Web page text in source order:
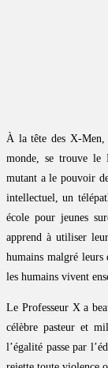
À la tête des X-Men,
monde, se trouve le
mutant a le pouvoir
intellectuel, un
école pour jeunes
apprend à utiliser
humains malgré leurs
les humains vivent
Le Professeur X a
célèbre pasteur et
l’égalité passe par